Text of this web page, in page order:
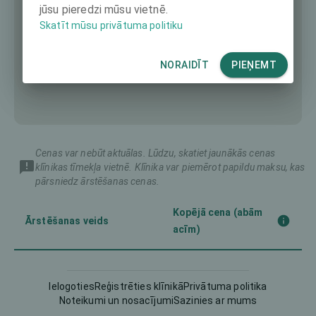
Cenas var nebūt aktuālas. Lūdzu, skatiet jaunākās cenas
klīnikas tīmekļa vietnē. Klīnika var piemērot papildu maksu, kas
pārsniedz ārstēšanas cenas.
Ārstēšanas veids
Kopējā cena (abām
acīm)
Implantable Contact Lens
IelogotiesReģistrēties klīnikāPrivātuma politika
Noteikumi un nosacījumiSazinies ar mums
jūsu pieredzi mūsu vietnē.
Skatīt mūsu privātuma politiku
NORAIDĪT PIEŅEMT